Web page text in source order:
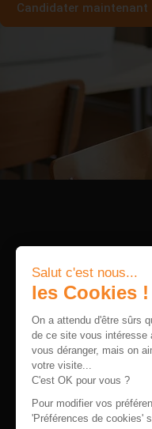
Salut c'est nous...
les Cookies !
On a attendu d'être sûrs
de ce site vous intéresse
vous déranger, mais on
votre visite...
C'est OK pour vous ?
Pour modifier vos
'Préférences de cookies'
Candidater maintenant
École
management